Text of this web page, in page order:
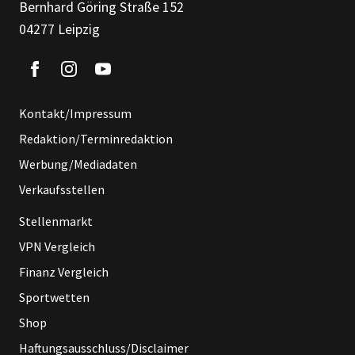
Bernhard Göring Straße 152
04277 Leipzig
Kontakt/Impressum
Redaktion/Terminredaktion
Werbung/Mediadaten
Verkaufsstellen
Stellenmarkt
VPN Vergleich
Finanz Vergleich
Sportwetten
Shop
Haftungsausschluss/Disclaimer